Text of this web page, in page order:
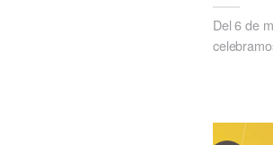
Del 6 de